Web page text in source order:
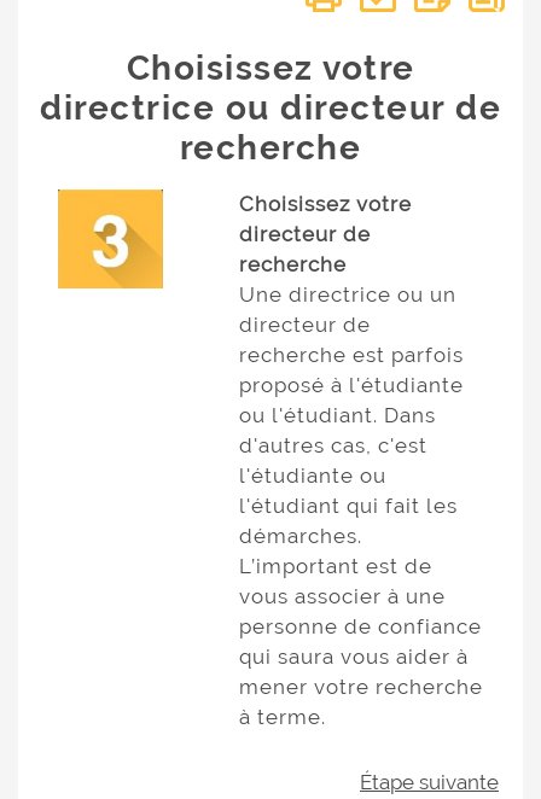
Choisissez votre
directrice ou directeur de
recherche
Choisissez votre
directeur de
recherche
Une directrice ou un
directeur de
recherche est parfois
proposé à l'étudiante
ou l'étudiant. Dans
d'autres cas, c'est
l'étudiante ou
l'étudiant qui fait les
démarches.
L’important est de
vous associer à une
personne de confiance
qui saura vous aider à
mener votre recherche
à terme.
Étape suivante